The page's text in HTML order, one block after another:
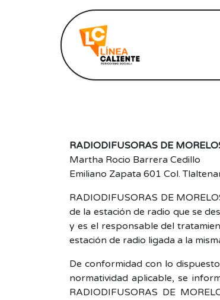
RADIODIFUSORAS DE
Martha Rocio Barrera Cedillo
Emiliano Zapata 601 Col.
RADIODIFUSORAS DE
de la estación de radio que se
y es el responsable del
estación de radio ligada a la
De conformidad con lo
normatividad aplicable, se
RADIODIFUSORAS DE